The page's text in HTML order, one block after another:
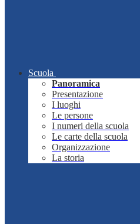
Scuola
Panoramica
Presentazione
I luoghi
Le persone
I numeri della scuola
Le carte della scuola
Organizzazione
La storia